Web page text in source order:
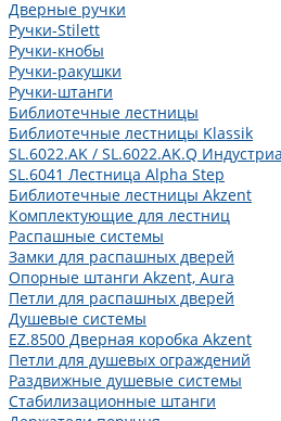
Дверные ручки
Ручки-Stilett
Ручки-кнобы
Ручки-ракушки
Ручки-штанги
Библиотечные лестницы
Библиотечные лестницы Klassik
SL.6022.AK / SL.6022.AK.Q
SL.6041 Лестница Alpha Step
Библиотечные лестницы Akzent
Комплектующие для лестниц
Распашные системы
Замки для распашных дверей
Опорные штанги Akzent, Aura
Петли для распашных дверей
Душевые системы
EZ.8500 Дверная коробка Akzent
Петли для душевых ограждений
Раздвижные душевые системы
Стабилизационные штанги